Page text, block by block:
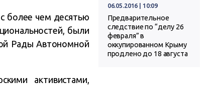
более чем десятью
были
Рады Автономной
активистами,
06.05.2016 | 10:09
Предварительное
следствие по “делу 26
февраля” в
оккупированном Крыму
продлено до 18 августа